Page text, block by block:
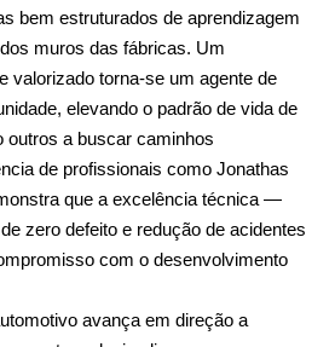
bem estruturados de aprendizagem
muros das fábricas. Um
valorizado torna-se um agente de
elevando o padrão de vida de
outros a buscar caminhos
de profissionais como Jonathas
que a excelência técnica —
zero defeito e redução de acidentes
com o desenvolvimento
avança em direção a